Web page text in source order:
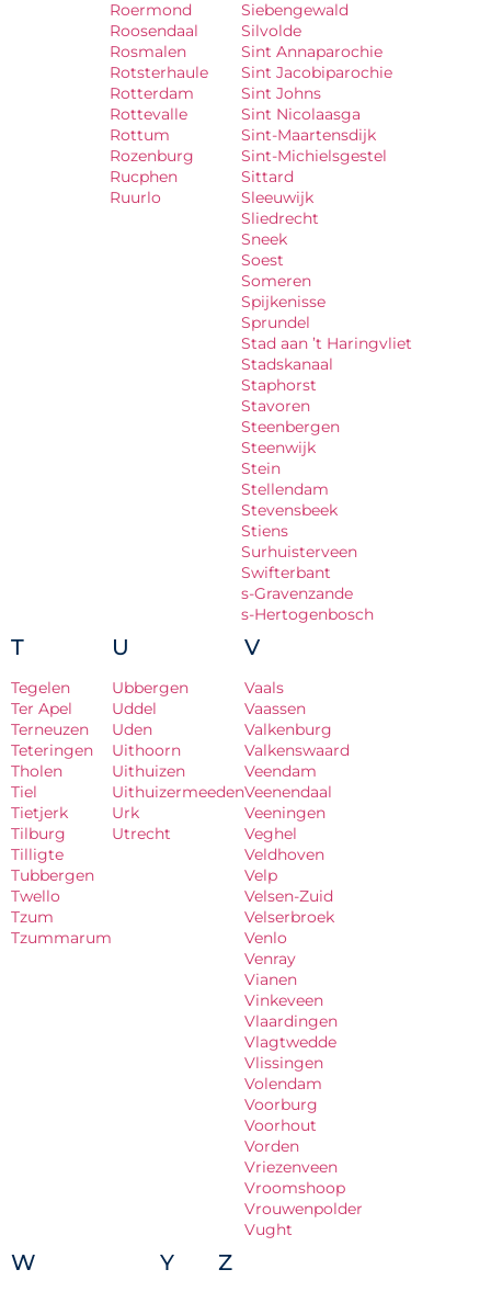
Roermond
Roosendaal
Rosmalen
Rotsterhaule
Rotterdam
Rottevalle
Rottum
Rozenburg
Rucphen
Ruurlo
Siebengewald
Silvolde
Sint Annaparochie
Sint Jacobiparochie
Sint Johns
Sint Nicolaasga
Sint-Maartensdijk
Sint-Michielsgestel
Sittard
Sleeuwijk
Sliedrecht
Sneek
Soest
Someren
Spijkenisse
Sprundel
Stad aan ’t Haringvliet
Stadskanaal
Staphorst
Stavoren
Steenbergen
Steenwijk
Stein
Stellendam
Stevensbeek
Stiens
Surhuisterveen
Swifterbant
s-Gravenzande
s-Hertogenbosch
T
Tegelen
Ter Apel
Terneuzen
Teteringen
Tholen
Tiel
Tietjerk
Tilburg
Tilligte
Tubbergen
Twello
Tzum
Tzummarum
U
Ubbergen
Uddel
Uden
Uithoorn
Uithuizen
Uithuizermeeden
Urk
Utrecht
V
Vaals
Vaassen
Valkenburg
Valkenswaard
Veendam
Veenendaal
Veeningen
Veghel
Veldhoven
Velp
Velsen-Zuid
Velserbroek
Venlo
Venray
Vianen
Vinkeveen
Vlaardingen
Vlagtwedde
Vlissingen
Volendam
Voorburg
Voorhout
Vorden
Vriezenveen
Vroomshoop
Vrouwenpolder
Vught
W Y Z